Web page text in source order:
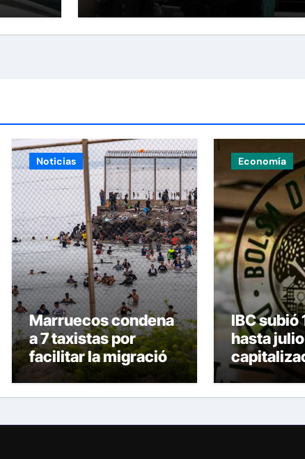
Noticias
Marruecos condena
a 7 taxistas por
facilitar la migración
irregular hacia Ceuta
Economía
IBC subió
hasta
Bolsa de
superó los